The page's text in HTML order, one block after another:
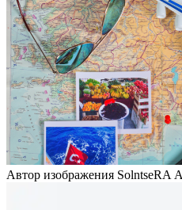
Автор изображения SolntseRA